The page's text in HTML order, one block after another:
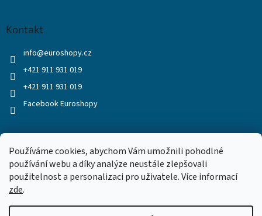
Používáme cookies, abychom Vám umožnili pohodlné
používání webu a díky analýze neustále zlepšovali
použitelnost a personalizaci pro uživatele. Více informací
zde.
Kontakt
info@euroshopy.cz
+421 911 931 019
+421 911 931 019
Facebook Euroshopy